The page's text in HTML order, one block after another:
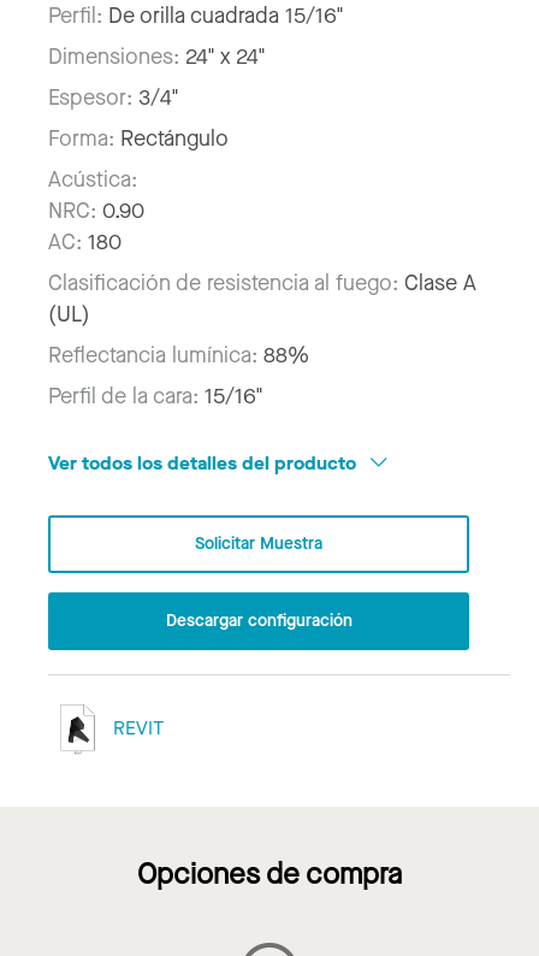
Perfil: De orilla cuadrada 15/16"
Dimensiones: 24" x 24"
Espesor: 3/4"
Forma: Rectángulo
Acústica:
NRC: 0.90
AC: 180
Clasificación de resistencia al fuego: Clase A
(UL)
Reflectancia lumínica: 88%
Perfil de la cara: 15/16"
Ver todos los detalles del producto
Solicitar Muestra
Descargar configuración
REVIT
Opciones de compra